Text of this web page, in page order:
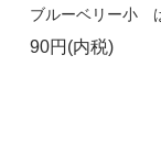
ブルーベリー小
90円(内税)